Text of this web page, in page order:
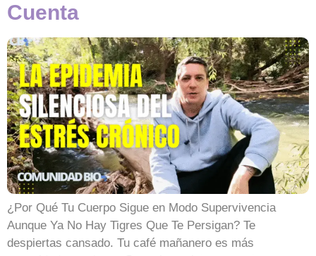
Cuenta
¿Por Qué Tu Cuerpo Sigue en Modo Supervivencia
Aunque Ya No Hay Tigres Que Te Persigan? Te
despiertas cansado. Tu café mañanero es más